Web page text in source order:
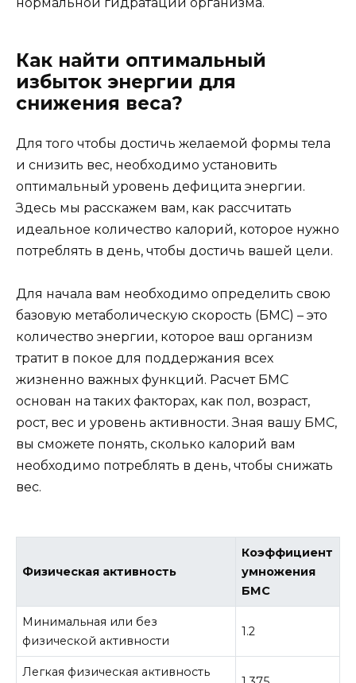
Как найти оптимальный
избыток энергии для
снижения веса?
Для того чтобы достичь желаемой формы тела
и снизить вес, необходимо установить
оптимальный уровень дефицита энергии.
Здесь мы расскажем вам, как рассчитать
идеальное количество калорий, которое нужно
потреблять в день, чтобы достичь вашей цели.
Для начала вам необходимо определить свою
базовую метаболическую скорость (БМС) – это
количество энергии, которое ваш организм
тратит в покое для поддержания всех
жизненно важных функций. Расчет БМС
основан на таких факторах, как пол, возраст,
рост, вес и уровень активности. Зная вашу БМС,
вы сможете понять, сколько калорий вам
необходимо потреблять в день, чтобы снижать
вес.
Физическая активность
Коэффициент
умножения
БМС
Минимальная или без
физической активности
1.2
Легкая физическая активность